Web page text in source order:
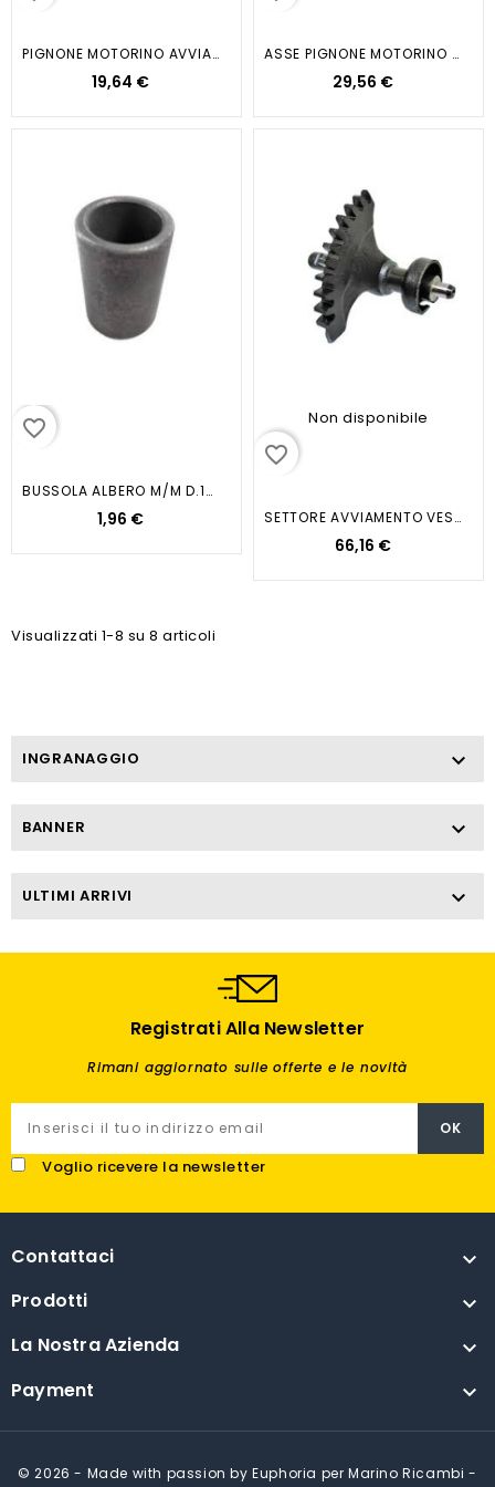
PIGNONE MOTORINO AVVIAMENTO...
19,64 €
ASSE PIGNONE MOTORINO VESPA PX E...
29,56 €
favorite_border
BUSSOLA ALBERO M/M D.15X20X30...
1,96 €
Non disponibile
favorite_border
SETTORE AVVIAMENTO VESPA...
66,16 €
Visualizzati 1-8 su 8 articoli
INGRANAGGIO 
BANNER 
ULTIMI ARRIVI 
Registrati Alla Newsletter
Rimani aggiornato sulle offerte e le novità
Voglio ricevere la newsletter
Contattaci 
Prodotti 
La Nostra Azienda 
Payment 
© 2026 - Made with passion by Euphoria per Marino Ricambi -